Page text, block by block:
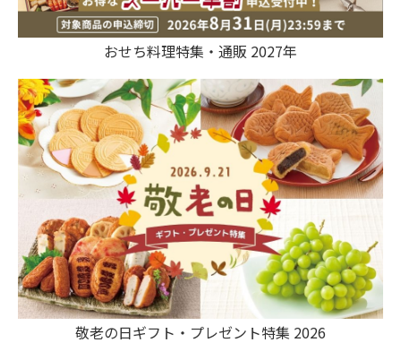
おせち料理特集・通販 2027年
敬老の日ギフト・プレゼント特集 2026